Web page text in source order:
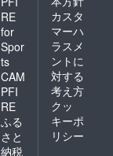
RE
for
Spor
ts
CAM
PFI
RE
ふる
さと
納税
カスタ
マーハ
ラスメ
ントに
対する
考え方
クッ
キーポ
リシー